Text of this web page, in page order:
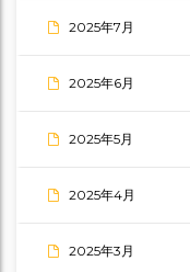
2025年7月
2025年6月
2025年5月
2025年4月
2025年3月